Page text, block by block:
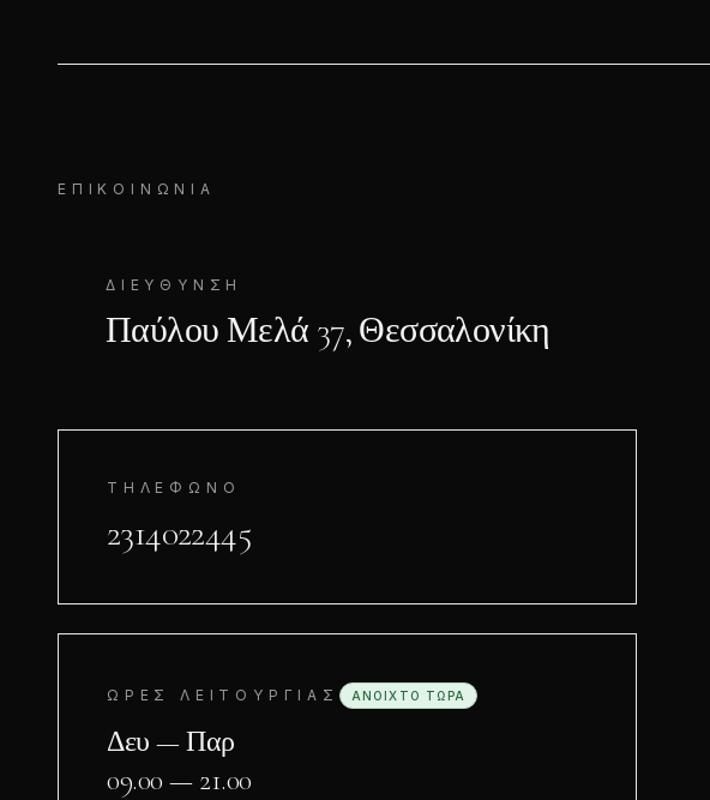
ΕΠΙΚΟΙΝΩΝΊΑ
ΔΙΕΎΘΥΝΣΗ
Παύλου Μελά 37, Θεσσαλονίκη
ΤΗΛΈΦΩΝΟ
2314022445
ΏΡΕΣ ΛΕΙΤΟΥΡΓΊΑΣ ΑΝΟΙΧΤΌ ΤΏΡΑ
Δευ — Παρ
09.00 — 21.00